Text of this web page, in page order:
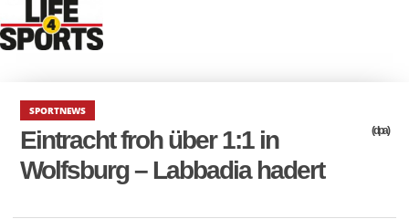
SPORTNEWS
Eintracht froh über 1:1 in
Wolfsburg – Labbadia hadert
(dpa)